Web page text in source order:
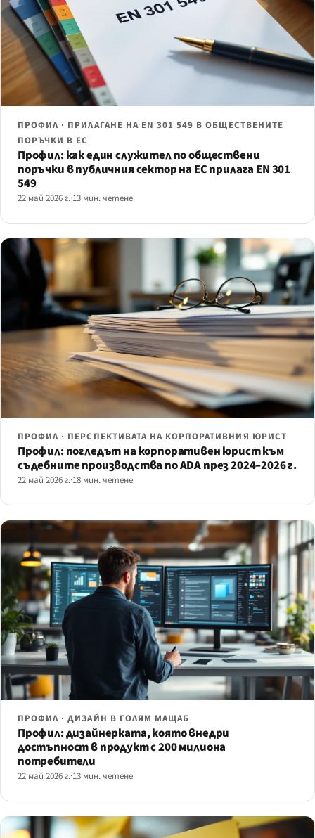
ПРОФИЛ · ПРИЛАГАНЕ НА EN 301 549 В ОБЩЕСТВЕНИТЕ
ПОРЪЧКИ В ЕС
Профил: как един служител по обществени
поръчки в публичния сектор на ЕС прилага EN 301
549
22 май 2026 г.·13 мин. четене
ПРОФИЛ · ПЕРСПЕКТИВАТА НА КОРПОРАТИВНИЯ ЮРИСТ
Профил: погледът на корпоративен юрист към
съдебните производства по ADA през 2024–2026 г.
22 май 2026 г.·18 мин. четене
ПРОФИЛ · ДИЗАЙН В ГОЛЯМ МАЩАБ
Профил: дизайнерката, която внедри
достъпност в продукт с 200 милиона
потребители
22 май 2026 г.·13 мин. четене